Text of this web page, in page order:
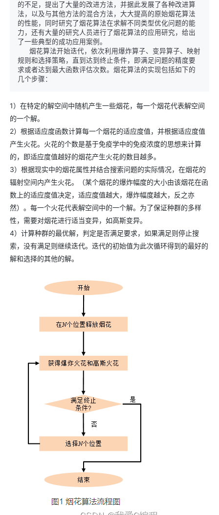
的不足，提出了大量的改进方法，并据此发展了各种改进算
法，以及与其他方法的混合方法，大大提高的原始烟花算法
的性能，同时研究了烟花算法在求解不同类型优化问题的能
力，还有大量的研究人员进行了烟花算法的应用研究，给出
了一些典型的成功应用案例。
规则和选择策略，直到达到终止条件，即满足问题的精度要
求或者达到最大函数评估次数。烟花算法的实现包括如下的
几个步骤：
1）在特定的解空间中随机产生一些烟花，每一个烟花代表解空间
的一个解。
2）根据适应度函数计算每一个烟花的适应度值，并根据适应度值
产生火花。火花的个数是基于免疫学中的免疫浓度的思想来计算
的，即适应度值越好的烟花产生火花的数目越多。
3）根据现实中的烟花属性并结合搜索问题的实际情况，在烟花的
辐射空间内产生火花。（某个烟花的爆炸幅度的大小由该烟花在函
数上的适应度值决定，适应度值越大，爆炸幅度越大，反之亦
然）。每一个火花代表解空间中的一个解。为了保证种群的多样
性，需要对烟花进行适当变异，如高斯变异。
4）计算种群的最优解，判定是否满足要求，如果满足则停止搜
索，没有满足则继续迭代。迭代的初始值为此次循环得到的最好的
解和选择的其他的解。